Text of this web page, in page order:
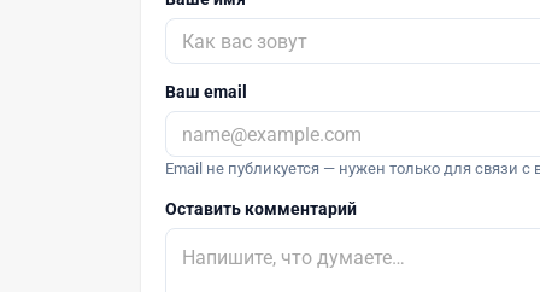
Ваш email
Email не публикуется — нужен только для связи с
Оставить комментарий